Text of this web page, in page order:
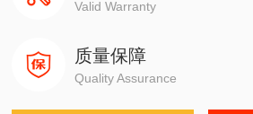
赛默飞1310,1300,1610,1600
瓦里安3800系列
Valid Warranty
质量保障
Quality Assurance